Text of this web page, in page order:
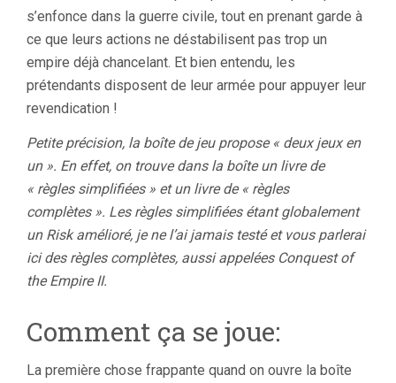
s’enfonce dans la guerre civile, tout en prenant garde à
ce que leurs actions ne déstabilisent pas trop un
empire déjà chancelant. Et bien entendu, les
prétendants disposent de leur armée pour appuyer leur
revendication !
Petite précision, la boîte de jeu propose « deux jeux en
un ». En effet, on trouve dans la boîte un livre de
« règles simplifiées » et un livre de « règles
complètes ». Les règles simplifiées étant globalement
un Risk amélioré, je ne l’ai jamais testé et vous parlerai
ici des règles complètes, aussi appelées Conquest of
the Empire II.
Comment ça se joue:
La première chose frappante quand on ouvre la boîte